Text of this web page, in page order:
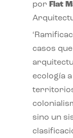
por Flat
casos
ecología
sino un